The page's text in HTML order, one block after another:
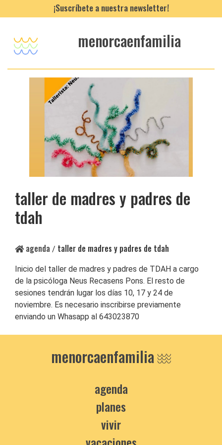
¡Suscríbete a nuestra newsletter!
menorcaenfamilia
taller de madres y padres de
tdah
agenda / taller de madres y padres de tdah
Inicio del taller de madres y padres de TDAH a cargo
de la psicóloga Neus Recasens Pons. El resto de
sesiones tendrán lugar los días 10, 17 y 24 de
noviembre. Es necesario inscribirse previamente
enviando un Whasapp al 643023870
menorcaenfamilia
agenda
planes
vivir